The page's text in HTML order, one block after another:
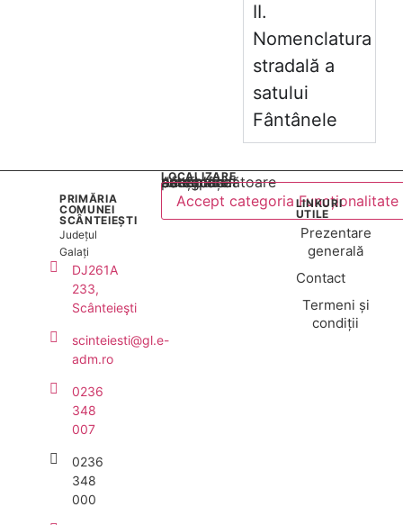
II.
Nomenclatura
stradală a
satului
Fântânele
PRIMĂRIA
COMUNEI
SCÂNTEIEȘTI
Județul
Galați
DJ261A
233,
Scânteieşti
scinteiesti@gl.e-
adm.ro
0236
348
007
0236
348
000
LOCALIZARE
Acest conținut este blocat până când acceptați categoria corespunzătoare de cookie-uri.
Accept categoria Funcționalitate
LINKURI
UTILE
Prezentare
generală
Contact
Termeni și
condiții